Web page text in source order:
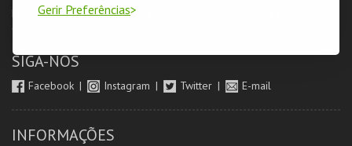
Gerir Preferências
Login & Registo de Clientes
SIGA-NOS
Facebook Instagram Twitter E-mail
INFORMAÇÕES